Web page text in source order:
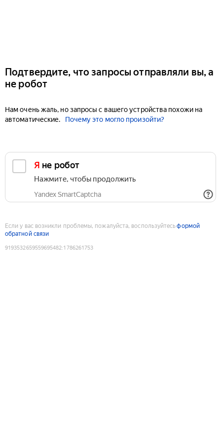
Подтвердите, что запросы отправляли вы, а
не робот
Нам очень жаль, но запросы с вашего устройства похожи на
автоматические.
Почему это могло произойти?
Я не робот
Нажмите, чтобы продолжить
Yandex SmartCaptcha
Если у вас возникли проблемы, пожалуйста, воспользуйтесьформой
обратной связи
9193532659559695482:1786261753